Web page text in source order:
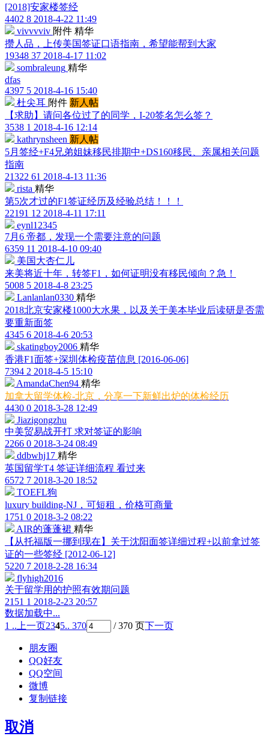
[2018]安家楼签经
4402 8 2018-4-22 11:49
vivvvviv 附件 精华
攒人品，上传美国签证口语指南，希望能帮到大家
19348 37 2018-4-17 11:02
sombraleung 精华
dfas
4397 5 2018-4-16 15:40
杜尖耳 附件 新人帖
【求助】请问各位过了的同学，I-20签名怎么签？
3538 1 2018-4-16 12:14
kathrynsheen 新人帖
5月签经+F4兄弟姐妹移民排期中+DS160移民、亲属相关问题
指南
21322 61 2018-4-13 11:36
rista 精华
第5次才过的F1签证经历及经验总结！！！
22191 12 2018-4-11 17:11
eynl12345
7月6 帝都，发现一个需要注意的问题
6359 11 2018-4-10 09:40
美国大杏仁儿
来美将近十年，转签F1，如何证明没有移民倾向？急！
5008 5 2018-4-8 23:25
Lanlanlan0330 精华
2018北京安家楼1000大水果，以及关于美本毕业后读研是否需
要重新面签
4345 6 2018-4-6 20:53
skatingboy2006 精华
香港F1面签+深圳体检疫苗信息 [2016-06-06]
7394 2 2018-4-5 15:10
AmandaChen94 精华
加拿大留学体检-北京，分享一下新鲜出炉的体检经历
4430 0 2018-3-28 12:49
Jiazigongzhu
中美贸易战开打 求对签证的影响
2266 0 2018-3-24 08:49
ddbwhj17 精华
英国留学T4 签证详细流程 看过来
6572 7 2018-3-20 18:52
TOEFL狗
luxury building-NJ，可短租，价格可商量
1751 0 2018-3-2 08:22
AIR的蓬蓬裙 精华
【从托福版一挪到现在】关于沈阳面签详细过程+以前拿过签
证的一些签经 [2012-06-12]
5220 7 2018-2-28 16:34
flyhigh2016
关于留学用的护照有效期问题
2151 1 2018-2-23 20:57
数据加载中...
1 .. 上一页2345.. 370 / 370 页下一页
朋友圈
QQ好友
QQ空间
微博
复制链接
取消